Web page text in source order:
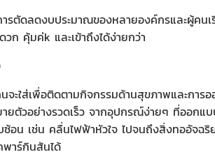
ารตัดลดงบประมาณของหลายองค์กรและผู้ค
วก คุ้มค่k และเข้าถึงได้ง่ายกว่า
ะใส่เพื่อติดตามกิจกรรมด้านสุขภาพและกา
ยตัวอย่างรวดเร็ว จากอุปกรณ์ง่ายๆ ที่ออก
น เช่น คลื่นไฟฟ้าหัวใจ ไปจนถึงสิ่งทออัจฉริ
พาร์กินสันได้